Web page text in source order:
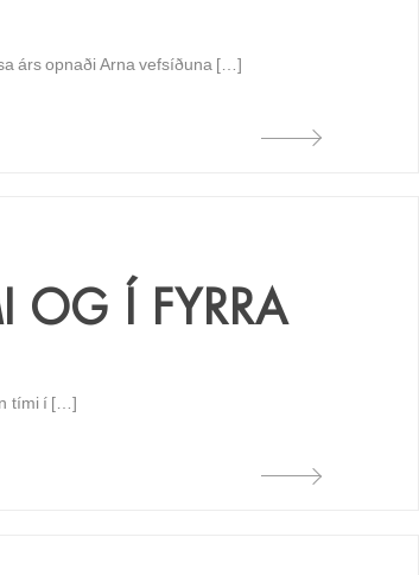
árs opnaði Arna vefsíðuna […]
OG Í FYRRA
tími í […]